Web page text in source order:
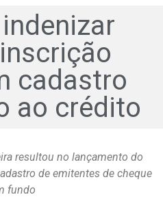
cadastro
ao crédito
resultou no lançamento do
de emitentes de cheque
fundo